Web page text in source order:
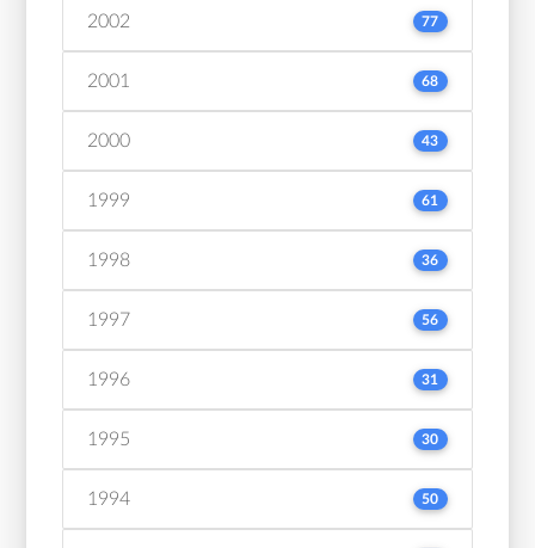
2002 77
2001 68
2000 43
1999 61
1998 36
1997 56
1996 31
1995 30
1994 50